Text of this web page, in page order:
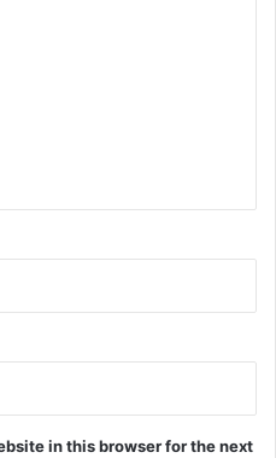
in this browser for the next